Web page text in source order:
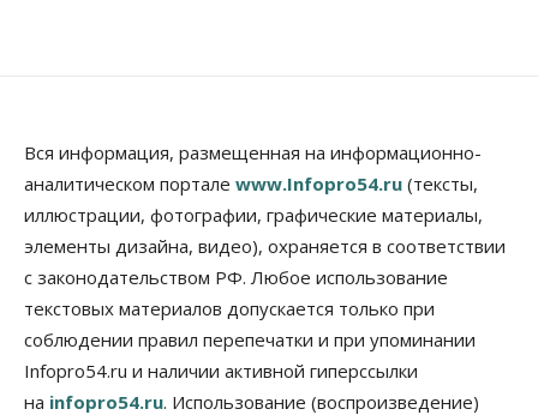
В Новосибирске прошёл митинг
против нового закона о памятниках
07 Августа 2026, 18:00
Бизнес
В аэропорту Толмачёво завершены работы по
бетонированию рулежных дорожек
07 Августа 2026, 17:00
Новосибирцы стали реже оформлять
дома по упрощенной схеме
Вся информация, размещенная на информационно-
аналитическом портале www.Infopro54.ru (тексты,
иллюстрации, фотографии, графические материалы,
элементы дизайна, видео), охраняется в соответствии
с законодательством РФ. Любое использование
текстовых материалов допускается только при
соблюдении правил перепечатки и при упоминании
Infopro54.ru и наличии активной гиперссылки
на infopro54.ru. Использование (воспроизведение)